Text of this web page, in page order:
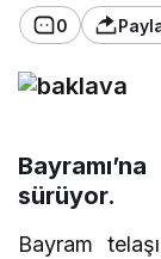
0
sürüyor.
Bayram